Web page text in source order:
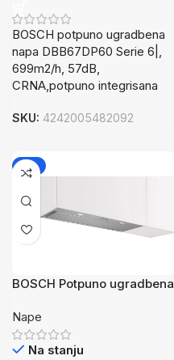
BOSCH potpuno ugradbena
napa DBB67DP60 Serie 6|,
699m2/h, 57dB,
CRNA,potpuno integrisana
SKU: 4242005482092
-8%
BOSCH Potpuno ugradbena
Inox,745 m3/h,A,61dB,
LedRasvjeta
Nape
Na stanju